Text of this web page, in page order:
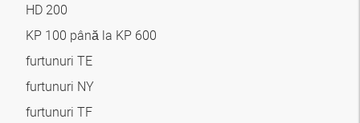
HD 200
KP 100 până la KP 600
furtunuri TE
furtunuri NY
furtunuri TF